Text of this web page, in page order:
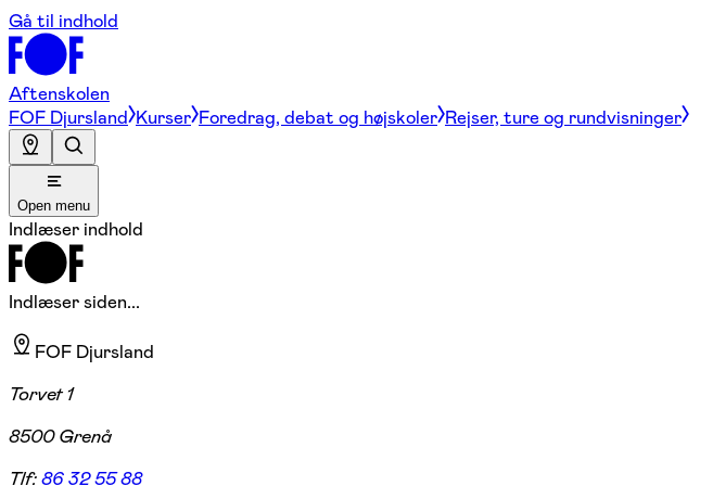
Gå til indhold
Aftenskolen
FOF Djursland Kurser Foredrag, debat og højskoler Rejser, ture og rundvisninger
Open menu
Indlæser indhold
Indlæser siden...
FOF Djursland
Torvet 1
8500 Grenå
Tlf:86 32 55 88